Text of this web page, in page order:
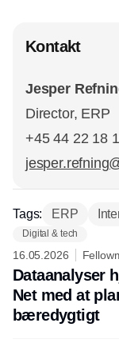
Kontakt
Jesper
Director, ERP
+45 44 22 18
Tags: ERP
Digital & tech
16.05.2026
Dataanalyser
Net med at
bæredygtigt